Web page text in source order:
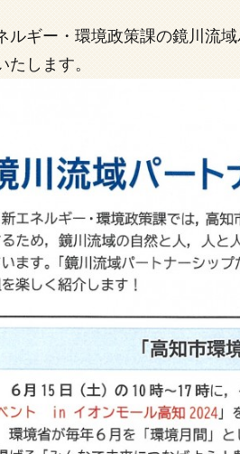
ルギー・環境政策課の鏡川流
たします。